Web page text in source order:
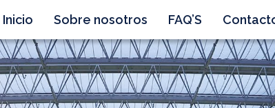
Inicio Sobre nosotros FAQ’S